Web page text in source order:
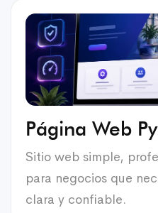
Página Web
Sitio web simple,
para negocios que
clara y confiable.